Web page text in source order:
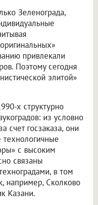
Зеленограда,
привлекали
Поэтому сегодня
элитой»
х структурно
из условно
счет госзаказа, они
с высоким
связаны
в том
например, Сколково
Казани.